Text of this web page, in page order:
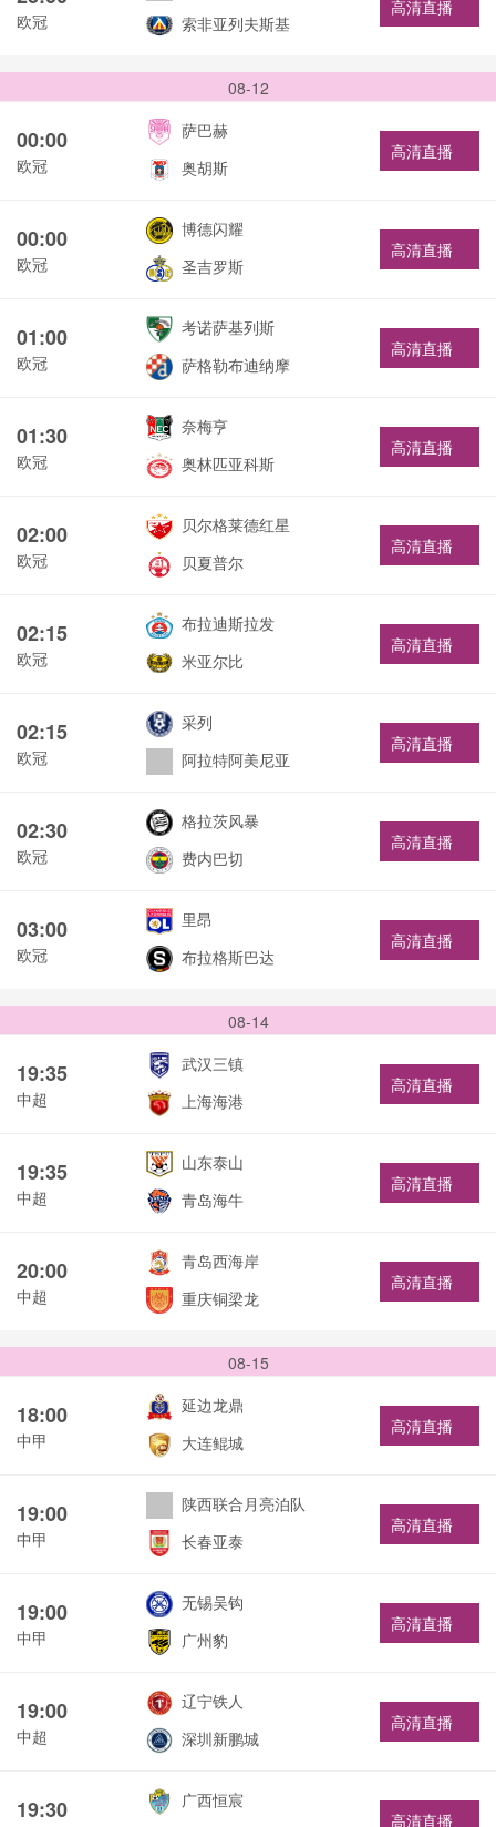
欧冠
索非亚列夫斯基
高清直播
08-12
00:00
欧冠
萨巴赫
奥胡斯
高清直播
00:00
欧冠
博德闪耀
圣吉罗斯
高清直播
01:00
欧冠
考诺萨基列斯
萨格勒布迪纳摩
高清直播
01:30
欧冠
奈梅亨
奥林匹亚科斯
高清直播
02:00
欧冠
贝尔格莱德红星
贝夏普尔
高清直播
02:15
欧冠
布拉迪斯拉发
米亚尔比
高清直播
02:15
欧冠
采列
阿拉特阿美尼亚
高清直播
02:30
欧冠
格拉茨风暴
费内巴切
高清直播
03:00
欧冠
里昂
布拉格斯巴达
高清直播
08-14
19:35
中超
武汉三镇
上海海港
高清直播
19:35
中超
山东泰山
青岛海牛
高清直播
20:00
中超
青岛西海岸
重庆铜梁龙
高清直播
08-15
18:00
中甲
延边龙鼎
大连鲲城
高清直播
19:00
中甲
陕西联合月亮泊队
长春亚泰
高清直播
19:00
中甲
无锡吴钩
广州豹
高清直播
19:00
中超
辽宁铁人
深圳新鹏城
高清直播
19:30
广西恒宸
高清直播